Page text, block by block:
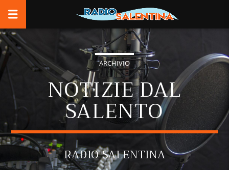
ARCHIVIO
NOTIZIE DAL
SALENTO
RADIO SALENTINA